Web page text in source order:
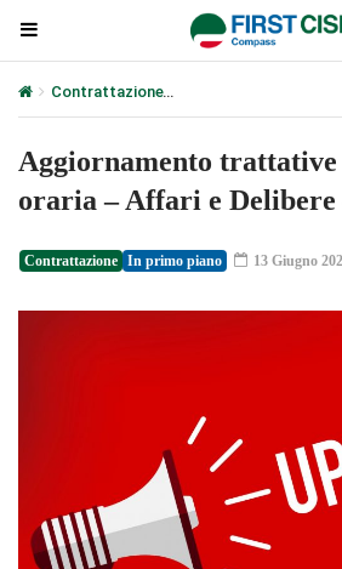
Contrattazione
Aggiornamento
oraria – Affari e
Contrattazione In primo piano 13 Giugno